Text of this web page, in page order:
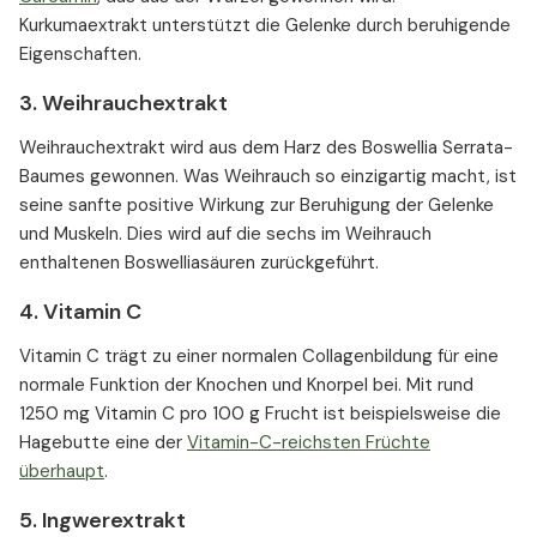
Kurkumaextrakt unterstützt die Gelenke durch beruhigende
Eigenschaften.
3. Weihrauchextrakt
Weihrauchextrakt wird aus dem Harz des Boswellia Serrata-
Baumes gewonnen. Was Weihrauch so einzigartig macht, ist
seine sanfte positive Wirkung zur Beruhigung der Gelenke
und Muskeln. Dies wird auf die sechs im Weihrauch
enthaltenen Boswelliasäuren zurückgeführt.
4. Vitamin C
Vitamin C trägt zu einer normalen Collagenbildung für eine
normale Funktion der Knochen und Knorpel bei. Mit rund
1250 mg Vitamin C pro 100 g Frucht ist beispielsweise die
Hagebutte eine der Vitamin-C-reichsten Früchte
überhaupt.
5. Ingwerextrakt